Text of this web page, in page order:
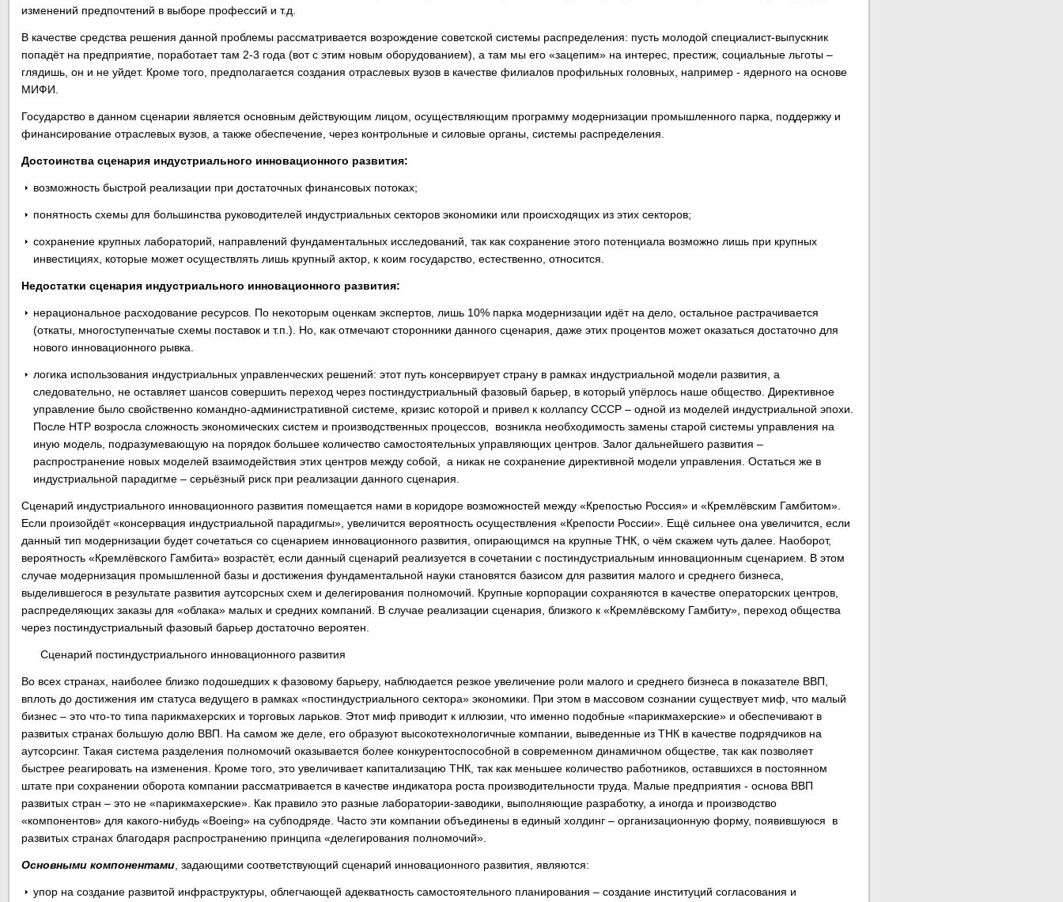
изменений предпочтений в выборе профессий и т.д.
В качестве средства решения данной проблемы рассматривается возрождение советской системы распределения: пусть молодой специалист-выпускник
попадёт на предприятие, поработает там 2-3 года (вот с этим новым оборудованием), а там мы его «зацепим» на интерес, престиж, социальные льготы –
глядишь, он и не уйдет. Кроме того, предполагается создания отраслевых вузов в качестве филиалов профильных головных, например - ядерного на основе
МИФИ.
Государство в данном сценарии является основным действующим лицом, осуществляющим программу модернизации промышленного парка, поддержку и
финансирование отраслевых вузов, а также обеспечение, через контрольные и силовые органы, системы распределения.
Достоинства сценария индустриального инновационного развития:
возможность быстрой реализации при достаточных финансовых потоках;
понятность схемы для большинства руководителей индустриальных секторов экономики или происходящих из этих секторов;
сохранение крупных лабораторий, направлений фундаментальных исследований, так как сохранение этого потенциала возможно лишь при крупных
инвестициях, которые может осуществлять лишь крупный актор, к коим государство, естественно, относится.
Недостатки сценария индустриального инновационного развития:
нерациональное расходование ресурсов. По некоторым оценкам экспертов, лишь 10% парка модернизации идёт на дело, остальное растрачивается
(откаты, многоступенчатые схемы поставок и т.п.). Но, как отмечают сторонники данного сценария, даже этих процентов может оказаться достаточно для
нового инновационного рывка.
логика использования индустриальных управленческих решений: этот путь консервирует страну в рамках индустриальной модели развития, а
следовательно, не оставляет шансов совершить переход через постиндустриальный фазовый барьер, в который упёрлось наше общество. Директивное
управление было свойственно командно-административной системе, кризис которой и привел к коллапсу СССР – одной из моделей индустриальной эпохи.
После НТР возросла сложность экономических систем и производственных процессов, возникла необходимость замены старой системы управления на
иную модель, подразумевающую на порядок большее количество самостоятельных управляющих центров. Залог дальнейшего развития –
распространение новых моделей взаимодействия этих центров между собой, а никак не сохранение директивной модели управления. Остаться же в
индустриальной парадигме – серьёзный риск при реализации данного сценария.
Сценарий индустриального инновационного развития помещается нами в коридоре возможностей между «Крепостью Россия» и «Кремлёвским Гамбитом».
Если произойдёт «консервация индустриальной парадигмы», увеличится вероятность осуществления «Крепости России». Ещё сильнее она увеличится, если
данный тип модернизации будет сочетаться со сценарием инновационного развития, опирающимся на крупные ТНК, о чём скажем чуть далее. Наоборот,
вероятность «Кремлёвского Гамбита» возрастёт, если данный сценарий реализуется в сочетании с постиндустриальным инновационным сценарием. В этом
случае модернизация промышленной базы и достижения фундаментальной науки становятся базисом для развития малого и среднего бизнеса,
выделившегося в результате развития аутсорсных схем и делегирования полномочий. Крупные корпорации сохраняются в качестве операторских центров,
распределяющих заказы для «облака» малых и средних компаний. В случае реализации сценария, близкого к «Кремлёвскому Гамбиту», переход общества
через постиндустриальный фазовый барьер достаточно вероятен.
Сценарий постиндустриального инновационного развития
Во всех странах, наиболее близко подошедших к фазовому барьеру, наблюдается резкое увеличение роли малого и среднего бизнеса в показателе ВВП,
вплоть до достижения им статуса ведущего в рамках «постиндустриального сектора» экономики. При этом в массовом сознании существует миф, что малый
бизнес – это что-то типа парикмахерских и торговых ларьков. Этот миф приводит к иллюзии, что именно подобные «парикмахерские» и обеспечивают в
развитых странах большую долю ВВП. На самом же деле, его образуют высокотехнологичные компании, выведенные из ТНК в качестве подрядчиков на
аутсорсинг. Такая система разделения полномочий оказывается более конкурентоспособной в современном динамичном обществе, так как позволяет
быстрее реагировать на изменения. Кроме того, это увеличивает капитализацию ТНК, так как меньшее количество работников, оставшихся в постоянном
штате при сохранении оборота компании рассматривается в качестве индикатора роста производительности труда. Малые предприятия - основа ВВП
развитых стран – это не «парикмахерские». Как правило это разные лаборатории-заводики, выполняющие разработку, а иногда и производство
«компонентов» для какого-нибудь «Boeing» на субподряде. Часто эти компании объединены в единый холдинг – организационную форму, появившуюся в
развитых странах благодаря распространению принципа «делегирования полномочий».
Основными компонентами , задающими соответствующий сценарий инновационного развития, являются:
упор на создание развитой инфраструктуры, облегчающей адекватность самостоятельного планирования – создание институций согласования и